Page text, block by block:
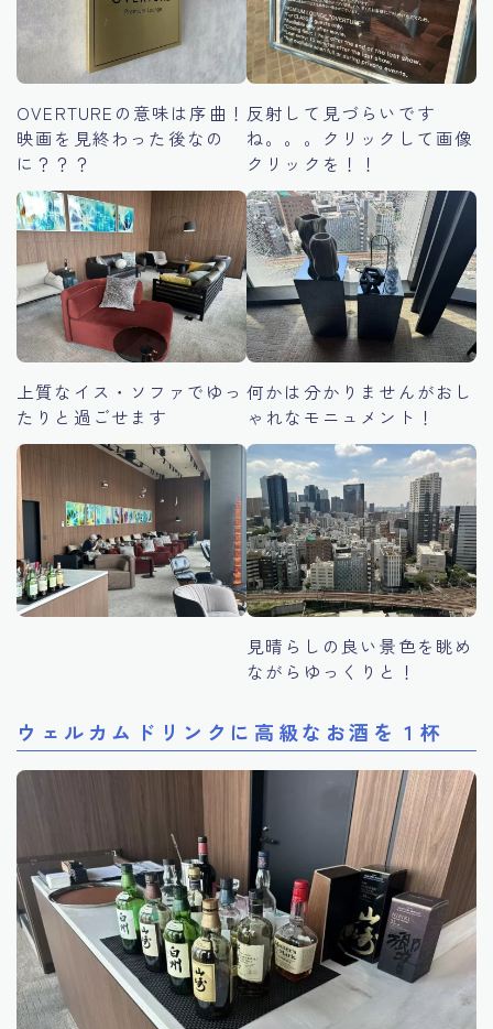
OVERTUREの意味は序曲！
映画を見終わった後なの
に？？？
反射して見づらいです
ね。。。クリックして画像
クリックを！！
上質なイス・ソファでゆっ
たりと過ごせます
何かは分かりませんがおし
ゃれなモニュメント！
見晴らしの良い景色を眺め
ながらゆっくりと！
ウェルカムドリンクに高級なお酒を１杯